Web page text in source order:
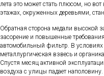
лета это может стать плюсом, но
этажах, окруженных деревьями,
Обратная сторона медали высокой
засорение и повышенные
автомобильный фильтр. В
металлургическая взвесь и
Спустя месяц активной
воздуха с улицы падает наполовину.